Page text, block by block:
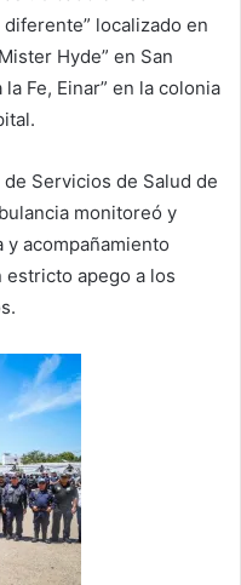
localizado en
Hyde” en San
Fe, Einar” en la colonia
Servicios de Salud de
monitoreó y
acompañamiento
estricto apego a los